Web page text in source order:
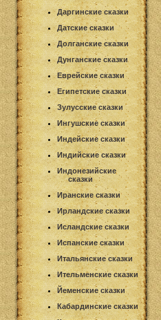
Даргинские сказки
Датские сказки
Долганские сказки
Дунганские сказки
Еврейские сказки
Египетские сказки
Зулусские сказки
Ингушские сказки
Индейские сказки
Индийские сказки
Индонезийские
сказки
Иранские сказки
Ирландские сказки
Исландские сказки
Испанские сказки
Итальянские сказки
Ительменские сказки
Йеменские сказки
Кабардинские сказки